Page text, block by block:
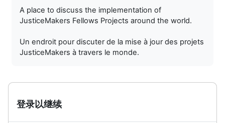
A place to discuss the implementation of
JusticeMakers Fellows Projects around the world.
Un endroit pour discuter de la mise à jour des projets
JusticeMakers à travers le monde.
登录以继续